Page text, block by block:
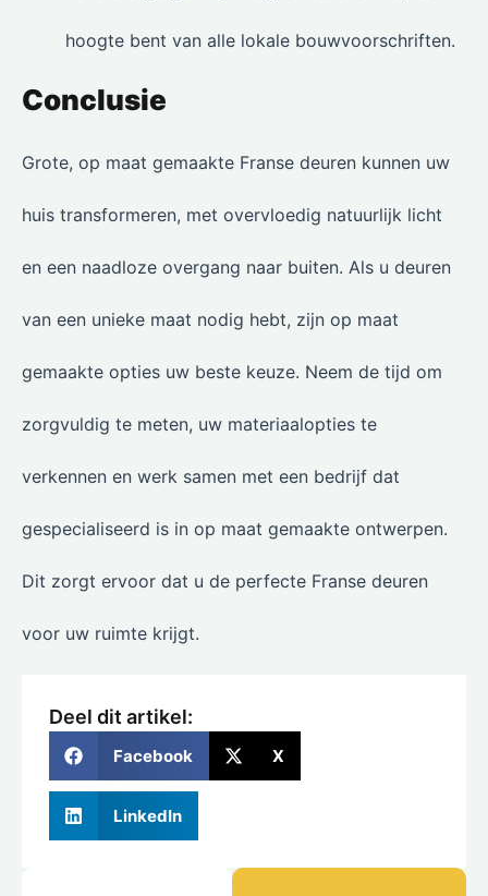
hoogte bent van alle lokale bouwvoorschriften.
Conclusie
Grote, op maat gemaakte Franse deuren kunnen uw
huis transformeren, met overvloedig natuurlijk licht
en een naadloze overgang naar buiten. Als u deuren
van een unieke maat nodig hebt, zijn op maat
gemaakte opties uw beste keuze. Neem de tijd om
zorgvuldig te meten, uw materiaalopties te
verkennen en werk samen met een bedrijf dat
gespecialiseerd is in op maat gemaakte ontwerpen.
Dit zorgt ervoor dat u de perfecte Franse deuren
voor uw ruimte krijgt.
Deel dit artikel:
Facebook X
LinkedIn